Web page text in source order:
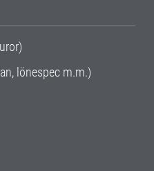
lönespec m.m.)